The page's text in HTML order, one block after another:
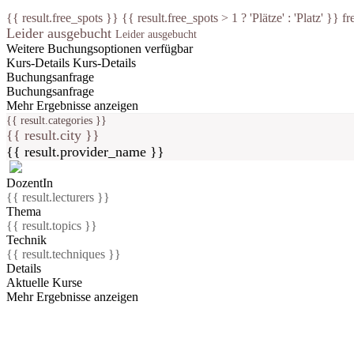
{{ result.free_spots }} {{ result.free_spots > 1 ? 'Plätze' : 'Platz' }}
Leider ausgebucht Leider ausgebucht
Weitere Buchungsoptionen verfügbar
Kurs-Details Kurs-Details
Buchungsanfrage
Buchungsanfrage
Mehr Ergebnisse anzeigen
{{ result.categories }}
{{ result.city }}
{{ result.provider_name }}
DozentIn
{{ result.lecturers }}
Thema
{{ result.topics }}
Technik
{{ result.techniques }}
Details
Aktuelle Kurse
Mehr Ergebnisse anzeigen